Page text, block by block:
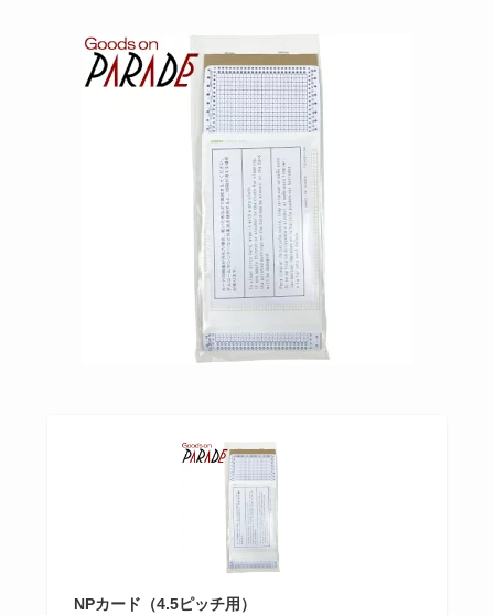
NPカード（4.5ピッチ用）